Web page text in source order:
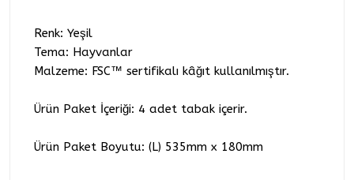
Renk: Yeşil
Tema: Hayvanlar
Malzeme: FSC™ sertifikalı kâğıt kullanılmıştır.
Ürün Paket İçeriği: 4 adet tabak içerir.
Ürün Paket Boyutu: (L) 535mm x 180mm